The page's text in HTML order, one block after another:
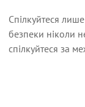
Спілкуйтеся
безпеки ніколи
спілкуйтеся за